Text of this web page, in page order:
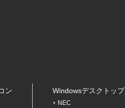
ン Windowsデスクトップ
NEC